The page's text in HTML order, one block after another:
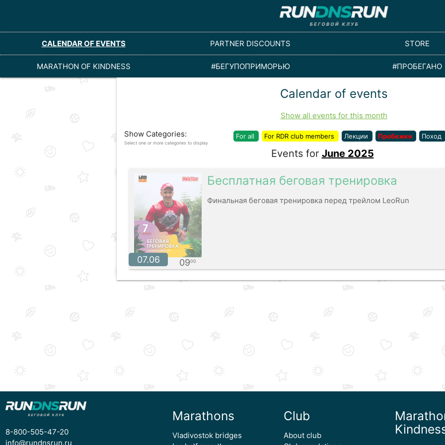
CALENDAR OF EVENTS PARTNER DISCOUNTS STORE
MARATHON OF KINDNESS #БЕГУПОПРИМОРЬЮ #ПРОБЕГАНО
Calendar of events
Show all events for this month
Show Categories:
Select one or more categories to display
For all For RDR club members Лекции Пробежки Поход
Events for June 2025
07.06 0900
Бесплатная беговая тренировка
Финальная беговая тренировка перед трейлом LeoRun
8-800-505-47-20
info@rundnsrun.ru
Marathons
Vladivostok bridges
Club
About club